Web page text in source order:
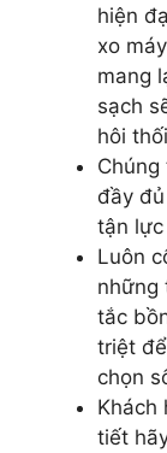
hiện
xo
mang
sạch
hôi thối
đầy
tận lực
Luôn
những
tắc
triệt
chọn
Khách
tiết